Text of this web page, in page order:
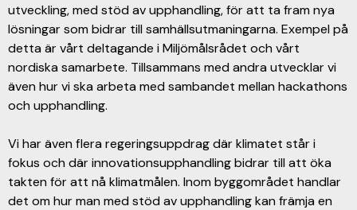
utveckling, med stöd av upphandling, för att ta fram nya
lösningar som bidrar till samhällsutmaningarna. Exempel på
detta är vårt deltagande i Miljömålsrådet och vårt
nordiska samarbete. Tillsammans med andra utvecklar vi
även hur vi ska arbeta med sambandet mellan hackathons
och upphandling.
Vi har även flera regeringsuppdrag där klimatet står i
fokus och där innovationsupphandling bidrar till att öka
takten för att nå klimatmålen. Inom byggområdet handlar
det om hur man med stöd av upphandling kan främja en